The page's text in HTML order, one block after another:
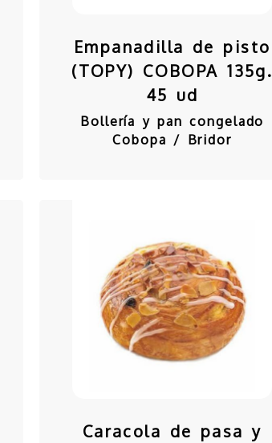
Empanadilla de pisto
(TOPY) COBOPA 135g.
45 ud
Bollería y pan congelado
Cobopa / Bridor
Caracola de pasa y